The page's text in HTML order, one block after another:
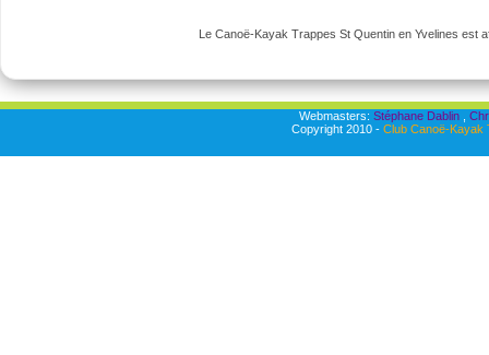
Le Canoë-Kayak Trappes St Quentin en Yvelines est
Webmasters: Stéphane Dablin,
Copyright 2010 - Club Canoë-Kayak